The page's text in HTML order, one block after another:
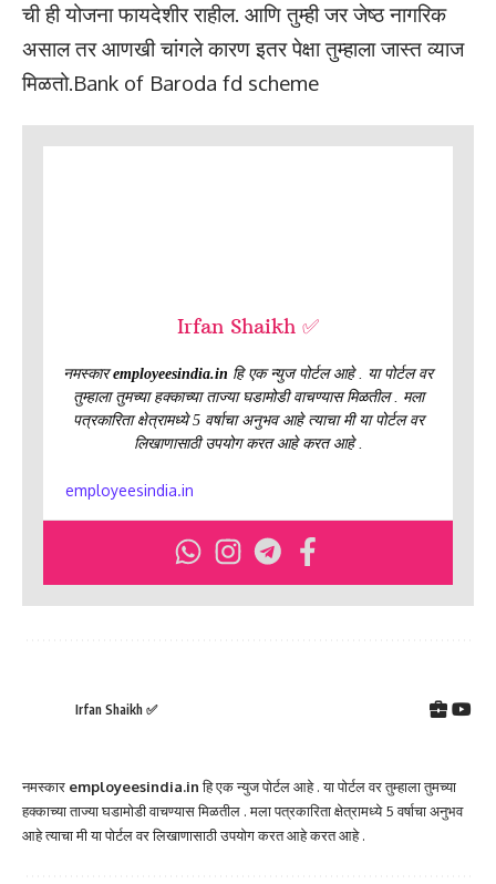
ची ही योजना फायदेशीर राहील. आणि तुम्ही जर जेष्ठ नागरिक
असाल तर आणखी चांगले कारण इतर पेक्षा तुम्हाला जास्त व्याज
मिळतो.Bank of Baroda fd scheme
Irfan Shaikh ✅
नमस्कारemployeesindia.in हि एक न्युज पोर्टल आहे . या पोर्टल वर
तुम्हाला तुमच्या हक्काच्या ताज्या घडामोडी वाचण्यास मिळतील . मला
पत्रकारिता क्षेत्रामध्ये 5 वर्षाचा अनुभव आहे त्याचा मी या पोर्टल वर
लिखाणासाठी उपयोग करत आहे करत आहे .
employeesindia.in
Irfan Shaikh ✅
नमस्कार employeesindia.inहि एक न्युज पोर्टल आहे . या पोर्टल वर तुम्हाला तुमच्या
हक्काच्या ताज्या घडामोडी वाचण्यास मिळतील . मला पत्रकारिता क्षेत्रामध्ये 5 वर्षाचा अनुभव
आहे त्याचा मी या पोर्टल वर लिखाणासाठी उपयोग करत आहे करत आहे .